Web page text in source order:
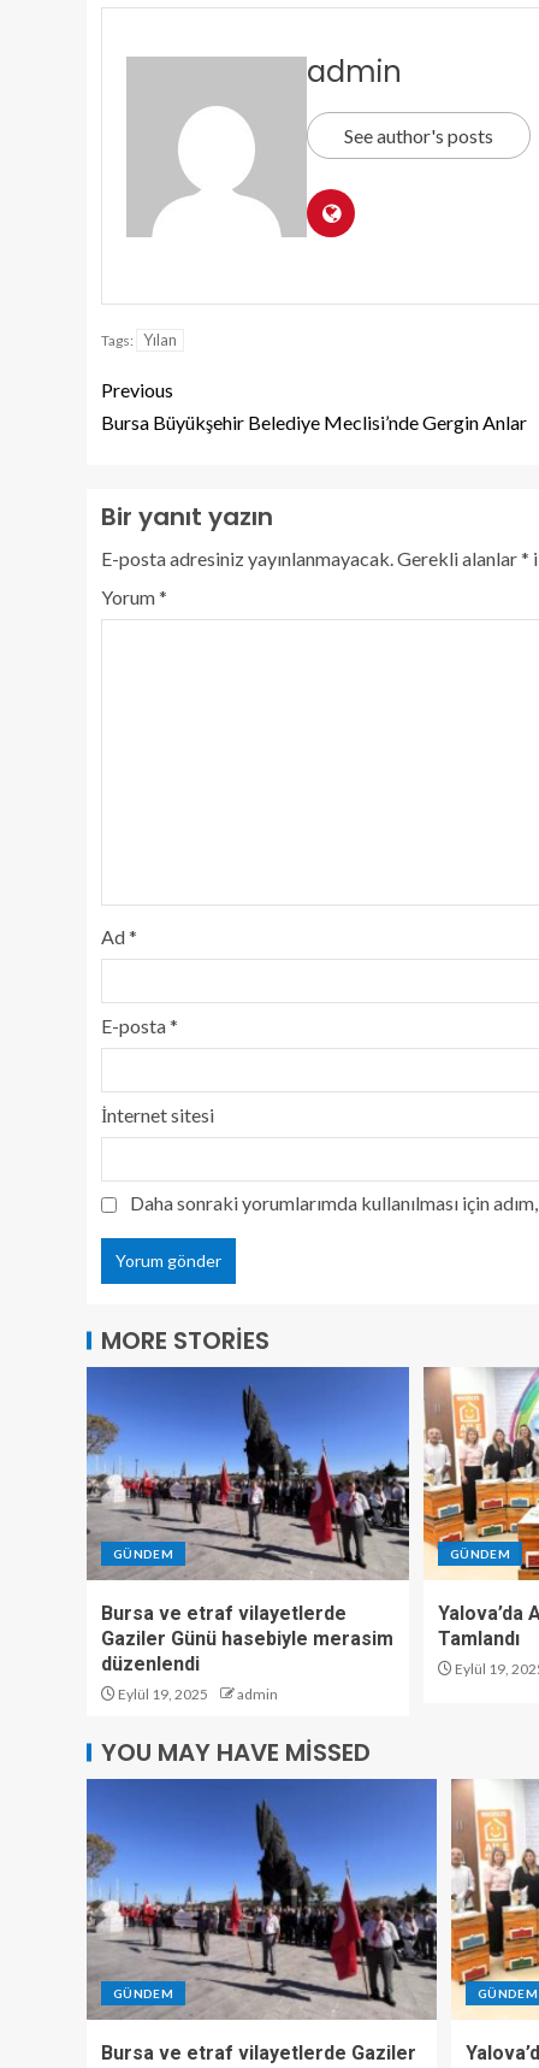
admin
See author's posts
Tags: Yılan
Previous
Bursa Büyükşehir Belediye Meclisi’nde Gergin Anlar
Bir yanıt yazın
E-posta adresiniz yayınlanmayacak. Gerekli alanlar*
Yorum*
Ad*
E-posta*
İnternet sitesi
Daha sonraki yorumlarımda kullanılması için
MORE STORIES
GÜNDEM
Bursa ve etraf vilayetlerde
Gaziler Günü hasebiyle merasim
düzenlendi
Eylül 19, 2025 admin
GÜNDEM
Yalova’da
Tamlandı
Eylül 19,
YOU MAY HAVE MISSED
GÜNDEM
Bursa ve etraf vilayetlerde Gaziler
GÜNDEM